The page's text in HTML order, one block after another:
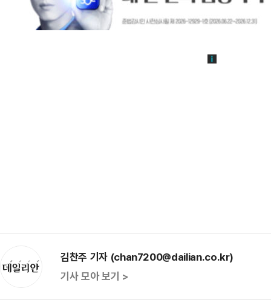
김찬주 기자 (chan7200@dailian.co.kr)
기사 모아 보기 >